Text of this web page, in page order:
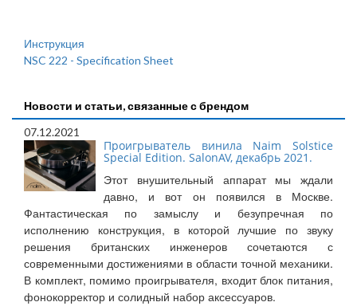
Инструкция
NSC 222 - Specification Sheet
Новости и статьи, связанные с брендом
07.12.2021
Проигрыватель винила Naim Solstice
Special Edition. SalonAV, декабрь 2021.
Этот внушительный аппарат мы ждали
давно, и вот он появился в Москве.
Фантастическая по замыслу и безупречная по
исполнению конструкция, в которой лучшие по звуку
решения британских инженеров сочетаются с
современными достижениями в области точной механики.
В комплект, помимо проигрывателя, входит блок питания,
фонокорректор и солидный набор аксессуаров.